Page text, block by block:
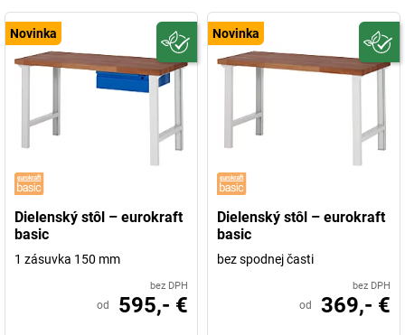
Novinka
Dielenský stôl – eurokraft
basic
1 zásuvka 150 mm
bez DPH
od 595,- €
Novinka
Dielenský stôl – eurokraft
basic
bez spodnej časti
bez DPH
od 369,- €